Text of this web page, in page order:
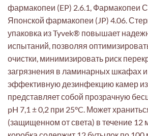
фармакопеи (EP) 2.6.1, Фармакопеи
Японской фармакопеи (JP) 4.06.
упаковка из Tyvek® повышает
испытаний, позволяя
очистки, минимизировать риск
загрязнения в ламинарных шкафах и
эффективную дезинфекцию камер
представляет собой прозрачную
pH 7,1 ± 0,2 при 25°C. Может
(защищенном от света) в течение 12